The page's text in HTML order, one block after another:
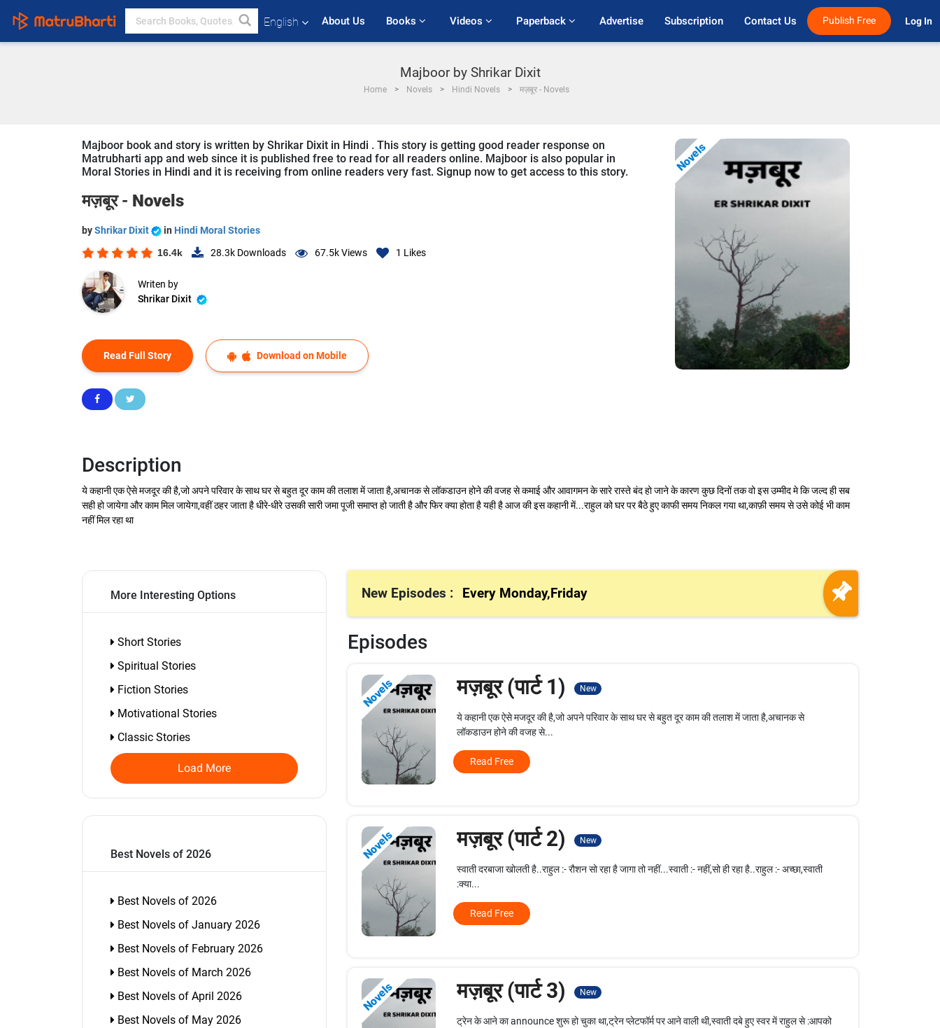
English About Us Books Videos Paperback Advertise Subscription Contact Us Publish Free Log In
Majboor by Shrikar Dixit
Home Novels Hindi Novels मज़बूर - Novels
Majboor book and story is written by Shrikar Dixit in Hindi . This story is getting good reader response on
Matrubharti app and web since it is published free to read for all readers online. Majboor is also popular in
Moral Stories in Hindi and it is receiving from online readers very fast. Signup now to get access to this story.
मज़बूर - Novels
byShrikar Dixit in Hindi Moral Stories
16.4k 28.3k Downloads 67.5kViews 1 Likes
Writen by
Shrikar Dixit
Read Full Story Download on Mobile
Novels
Description
ये कहानी एक ऐसे मजदूर की है,जो अपने परिवार के साथ घर से बहुत दूर काम की तलाश में जाता है,अचानक से लॉकडाउन होने की वजह से कमाई और आवागमन के सारे रास्ते बंद हो जाने के कारण कुछ दिनों तक वो इस उम्मीद मे कि जल्द ही सब
सही हो जायेगा और काम मिल जायेगा,वहीं ठहर जाता है धीरे-धीरे उसकी सारी जमा पूजी समाप्त हो जाती है और फिर क्या होता है यही है आज की इस कहानी में...राहुल को घर पर बैठे हुए काफी समय निकल गया था,काफ़ी समय से उसे कोई भी काम
नहीं मिल रहा था
More Interesting Options
Short Stories
Spiritual Stories
Fiction Stories
Motivational Stories
Classic Stories
Load More
Best Novels of 2026
Best Novels of 2026
Best Novels of January 2026
Best Novels of February 2026
Best Novels of March 2026
Best Novels of April 2026
Best Novels of May 2026
New Episodes : Every Monday,Friday
Episodes
Novels मज़बूर (पार्ट 1) New
ये कहानी एक ऐसे मजदूर की है,जो अपने परिवार के साथ घर से बहुत दूर काम की तलाश में जाता है,अचानक से
लॉकडाउन होने की वजह से...
Read Free
Novels मज़बूर (पार्ट 2) New
स्वाती दरबाजा खोलती है..राहुल :- रौशन सो रहा है जागा तो नहीं...स्वाती :- नहीं,सो ही रहा है..राहुल :- अच्छा,स्वाती
:क्या...
Read Free
Novels मज़बूर (पार्ट 3) New
ट्रेन के आने का announce शुरू हो चुका था,ट्रेन प्लेटफॉर्म पर आने वाली थी,स्वाती दबे हुए स्वर में राहुल से :आपको